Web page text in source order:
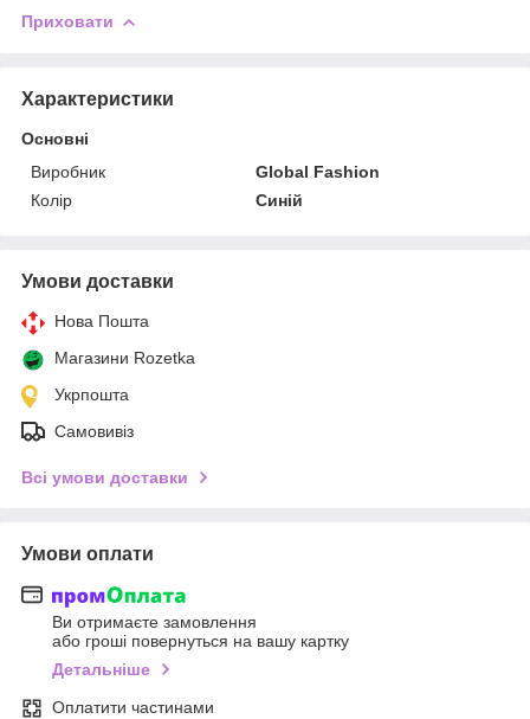
Приховати
Характеристики
Основні
Виробник
Global Fashion
Колір
Синій
Умови доставки
Нова Пошта
Магазини Rozetka
Укрпошта
Самовивіз
Всі умови доставки
Умови оплати
Ви отримаєте замовлення
або гроші повернуться на вашу картку
Детальніше
Оплатити частинами